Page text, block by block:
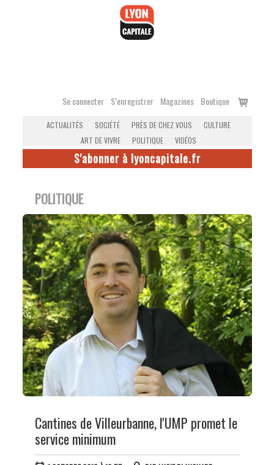
Se connecter S’enregistrer Magazines Boutique
Voir
ACTUALITÉS SOCIÉTÉ PRÈS DE CHEZ VOUS
CULTURE
ART DE VIVRE
POLITIQUE VIDÉOS
S'abonner à lyoncapitale.fr
POLITIQUE
Cantines de Villeurbanne, l'UMP promet le
service minimum